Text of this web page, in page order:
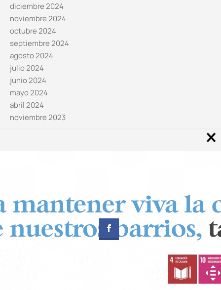
diciembre 2024
noviembre 2024
octubre 2024
septiembre 2024
agosto 2024
julio 2024
junio 2024
mayo 2024
abril 2024
noviembre 2023